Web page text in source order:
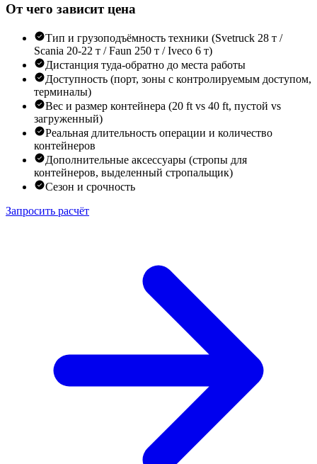
От чего зависит цена
Тип и грузоподъёмность техники (Svetruck 28 т /
Scania 20-22 т / Faun 250 т / Iveco 6 т)
Дистанция туда-обратно до места работы
Доступность (порт, зоны с контролируемым доступом,
терминалы)
Вес и размер контейнера (20 ft vs 40 ft, пустой vs
загруженный)
Реальная длительность операции и количество
контейнеров
Дополнительные аксессуары (стропы для
контейнеров, выделенный стропальщик)
Сезон и срочность
Запросить расчёт